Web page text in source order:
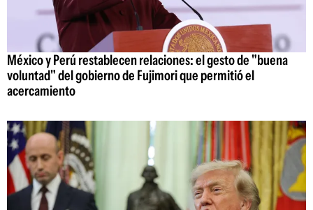
México y Perú restablecen relaciones: el gesto de "buena
voluntad" del gobierno de Fujimori que permitió el
acercamiento